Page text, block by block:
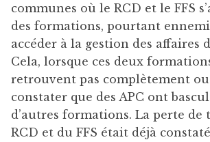
communes où le RCD et le FFS
des formations, pourtant
accéder à la gestion des affaires
Cela, lorsque ces deux
retrouvent pas complètement
constater que des APC ont
d’autres formations. La perte de
RCD et du FFS était déjà